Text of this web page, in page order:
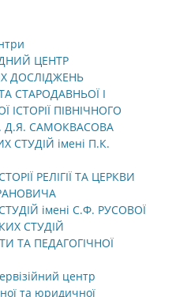
ЦЕНТР
ДОСЛІДЖЕНЬ
СТАРОДАВНЬОЇ І
ПІВНІЧНОГО
Д.Я. САМОКВАСОВА
СТУДІЙ імені П.К.
РЕЛІГІЇ ТА ЦЕРКВИ
імені С.Ф. РУСОВОЇ
СТУДІЙ
ТА ПЕДАГОГІЧНОЇ
центр
та юридичної